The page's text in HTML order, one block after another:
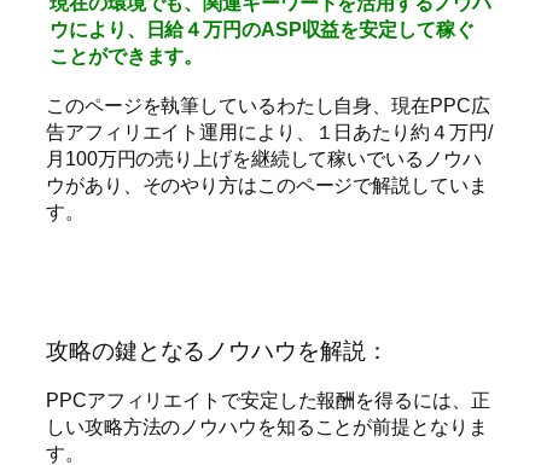
ウにより、日給４万円のASP収益を安定して稼ぐ
ことができます。
このページを執筆しているわたし自身、現在PPC広
告アフィリエイト運用により、１日あたり約４万円/
月100万円の売り上げを継続して稼いでいるノウハ
ウがあり、そのやり方はこのページで解説していま
す。
攻略の鍵となるノウハウを解説：
PPCアフィリエイトで安定した報酬を得るには、正
しい攻略方法のノウハウを知ることが前提となりま
す。